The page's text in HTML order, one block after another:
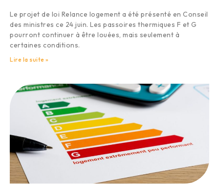
Le projet de loi Relance logement a été présenté en Conseil
des ministres ce 24 juin. Les passoires thermiques F et G
pourront continuer à être louées, mais seulement à
certaines conditions.
Lire la suite »